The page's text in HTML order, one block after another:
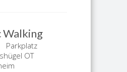
Walking
Parkplatz
OT